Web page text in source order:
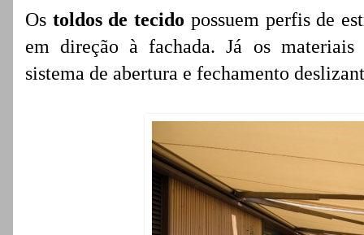
Os toldos de tecido possuem perfis de
em direção à fachada. Já os materiais
sistema de abertura e fechamento